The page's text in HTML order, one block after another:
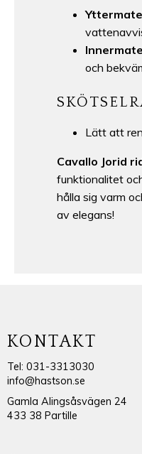
och
Lätt att
Cavallo Jorid
funktionalitet
hålla sig varm
av elegans!
KONTAKT
Tel: 031-3313030
info@hastson.se
Gamla Alingsåsvägen 24
433 38 Partille